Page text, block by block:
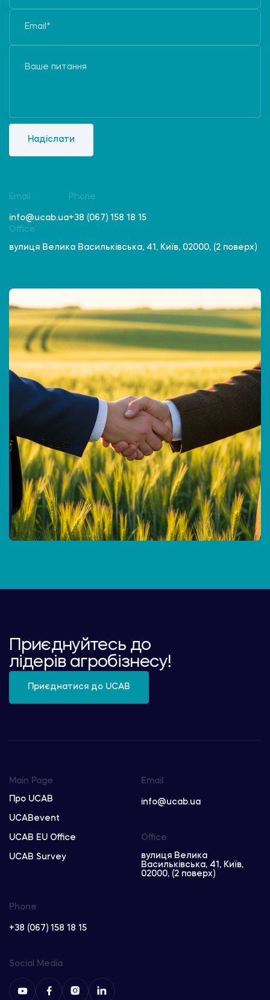
Надіслати
Email
info@ucab.ua
Phone
+38 (067) 158 18 15
Office
вулиця Велика Васильківська, 41, Київ, 02000, (2 поверх)
Приєднуйтесь до
лідерів агробізнесу!
Приєднатися до UCAB
Main Page
Про UCAB
UCABevent
UCAB EU Office
UCAB Survey
Email
info@ucab.ua
Phone
+38 (067) 158 18 15
Office
вулиця Велика
Васильківська, 41, Київ,
02000, (2 поверх)
Social Media